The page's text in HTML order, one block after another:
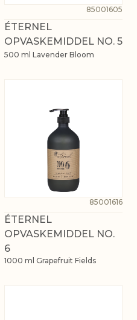
85001605
ÉTERNEL
OPVASKEMIDDEL NO. 5
500 ml Lavender Bloom
85001616
ÉTERNEL
OPVASKEMIDDEL NO.
6
1000 ml Grapefruit Fields